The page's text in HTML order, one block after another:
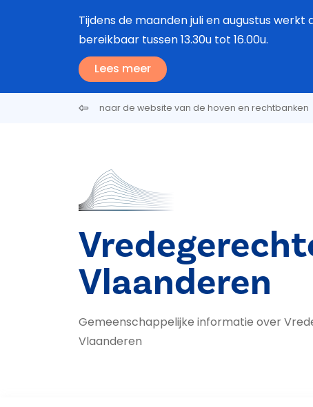
Tijdens de maanden juli en augustus
bereikbaar tussen 13.30u tot 16.00u.
Lees meer
naar de website van de hoven en rechtbanken
Vlaanderen
Gemeenschappelijke informatie over
Vlaanderen